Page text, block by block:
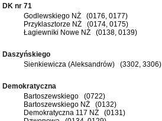
DK nr 71
Godlewskiego NŻ (0176, 0177)
Przyklasztorze NŻ (0174, 0175)
Łagiewniki Nowe NŻ (0138, 0139)
Daszyńskiego
Sienkiewicza (Aleksandrów) (3302, 3306)
Demokratyczna
Bartoszewskiego (0722)
Bartoszewskiego NŻ (0132)
Demokratyczna 117 NŻ (0131)